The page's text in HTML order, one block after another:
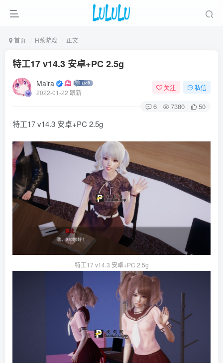
首页 H系游戏 正文
特工17 v14.3 安卓+PC 2.5g
Maira
2022-01-22 跟新
关注 私信
6 7380 50
特工17 v14.3 安卓+PC 2.5g
特工17 v14.3 安卓+PC 2.5g